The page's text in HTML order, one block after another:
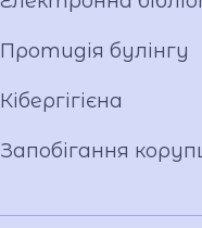
Протидія булінгу
Кібергігієна
Запобігання